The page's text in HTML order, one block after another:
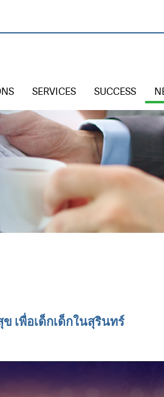
SERVICES SUCCESS
เพื่อเด็กเด็กในสุรินทร์